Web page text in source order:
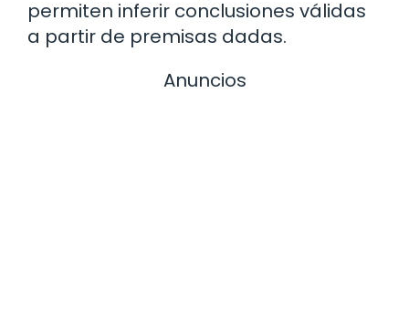
permiten inferir conclusiones válidas
a partir de premisas dadas.
Anuncios